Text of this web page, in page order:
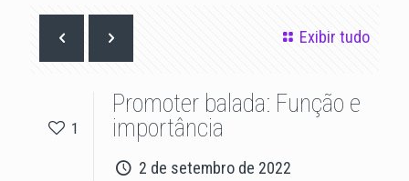
Exibir tudo
1
Promoter balada: Função e
importância
2 de setembro de 2022